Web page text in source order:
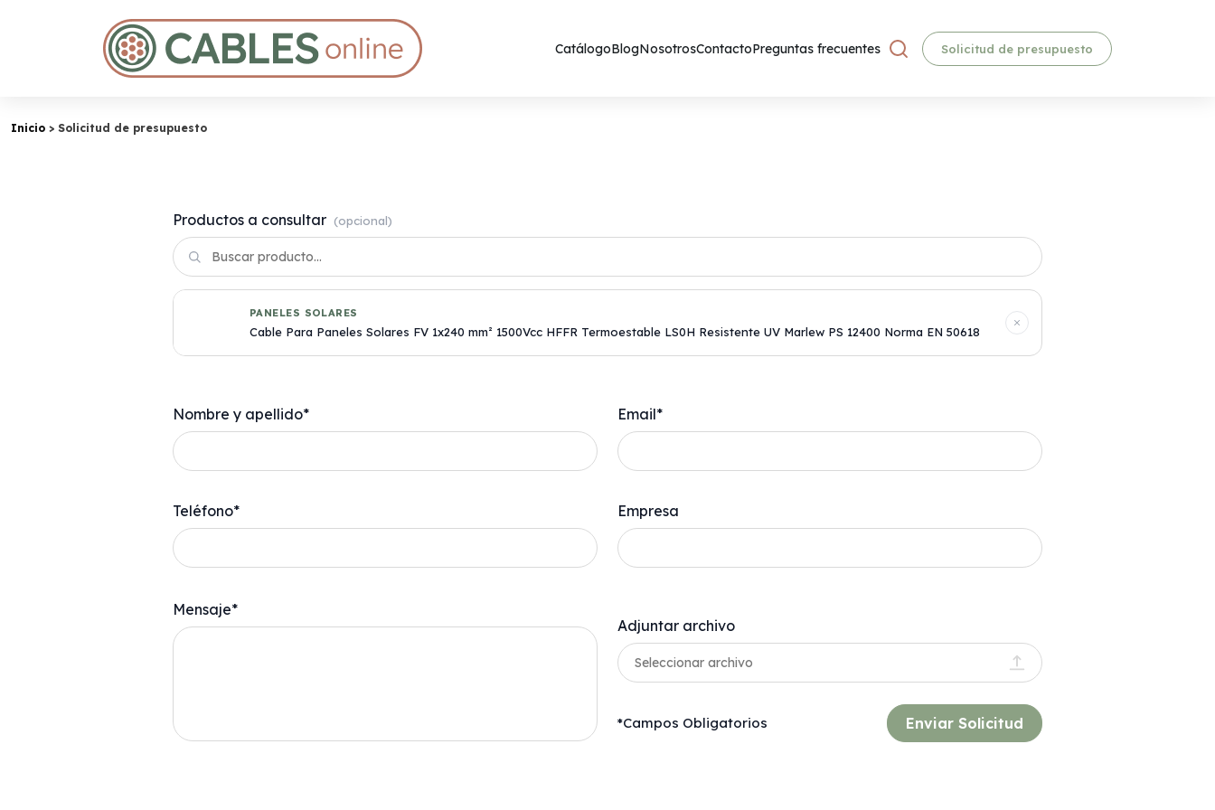
CatálogoBlogNosotrosContactoPreguntas frecuentes Solicitud de presupuesto
Inicio Solicitud de presupuesto
Productos a consultar (opcional)
PANELES SOLARES
Cable Para Paneles Solares FV 1x240 mm² 1500Vcc HFFR Termoestable LS0H Resistente UV Marlew PS 12400 Norma EN 50618
Nombre y apellido* Email*
Teléfono* Empresa
Mensaje*
Adjuntar archivo
Seleccionar archivo
*Campos Obligatorios Enviar Solicitud